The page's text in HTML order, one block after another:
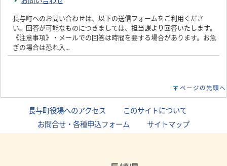
長与町へのお問い合わせは、以下の送信フォームをご利用くださ
い。回答が可能なものにつきましては、担当課より回答いたします。
《注意事項》・メールでの回答は時間を要する場合があります。お急
ぎの場合は恐れ入…
ページの先頭へ
長与町役場へのアクセス このサイトについて
お問合せ・各種申込フォーム
サイトマップ